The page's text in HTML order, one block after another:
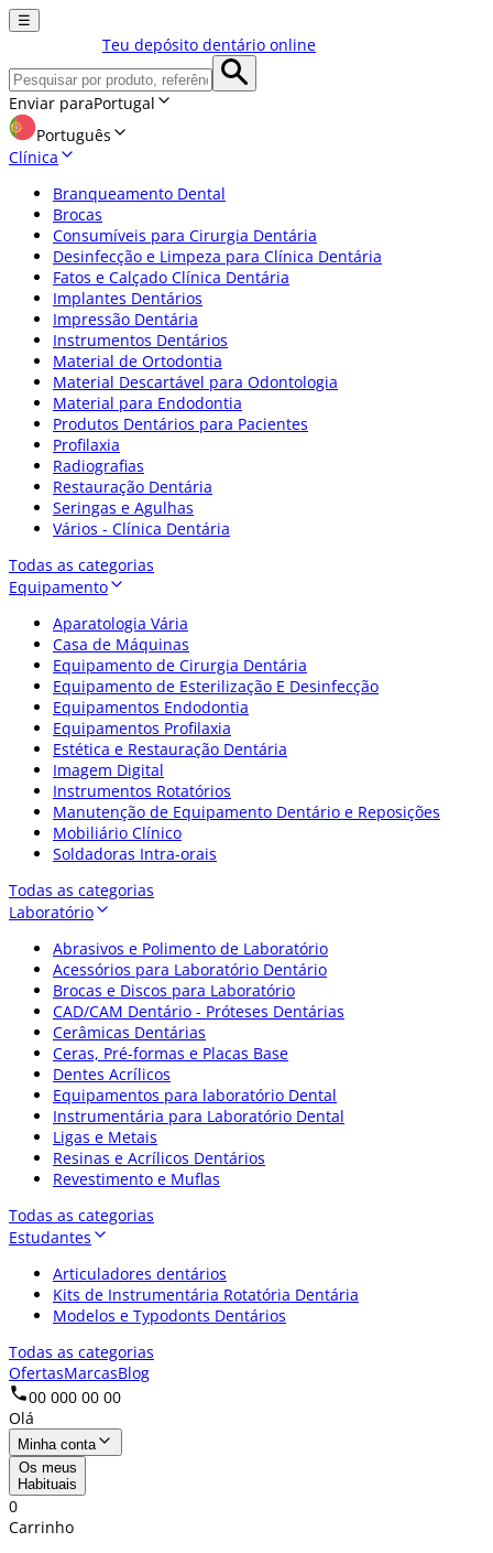
☰
Teu depósito dentário online
Enviar paraPortugal
Português
Clínica
Branqueamento Dental
Brocas
Consumíveis para Cirurgia Dentária
Desinfecção e Limpeza para Clínica Dentária
Fatos e Calçado Clínica Dentária
Implantes Dentários
Impressão Dentária
Instrumentos Dentários
Material de Ortodontia
Material Descartável para Odontologia
Material para Endodontia
Produtos Dentários para Pacientes
Profilaxia
Radiografias
Restauração Dentária
Seringas e Agulhas
Vários - Clínica Dentária
Todas as categorias
Equipamento
Aparatologia Vária
Casa de Máquinas
Equipamento de Cirurgia Dentária
Equipamento de Esterilização E Desinfecção
Equipamentos Endodontia
Equipamentos Profilaxia
Estética e Restauração Dentária
Imagem Digital
Instrumentos Rotatórios
Manutenção de Equipamento Dentário e Reposições
Mobiliário Clínico
Soldadoras Intra-orais
Todas as categorias
Laboratório
Abrasivos e Polimento de Laboratório
Acessórios para Laboratório Dentário
Brocas e Discos para Laboratório
CAD/CAM Dentário - Próteses Dentárias
Cerâmicas Dentárias
Ceras, Pré-formas e Placas Base
Dentes Acrílicos
Equipamentos para laboratório Dental
Instrumentária para Laboratório Dental
Ligas e Metais
Resinas e Acrílicos Dentários
Revestimento e Muflas
Todas as categorias
Estudantes
Articuladores dentários
Kits de Instrumentária Rotatória Dentária
Modelos e Typodonts Dentários
Todas as categorias
OfertasMarcasBlog
00 000 00 00
Olá
Minha conta
Os meus
Habituais
0
Carrinho